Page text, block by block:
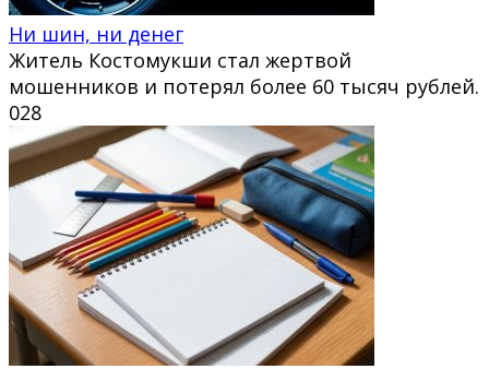
Ни шин, ни денег
Житель Костомукши стал жертвой
мошенников и потерял более 60 тысяч рублей.
028